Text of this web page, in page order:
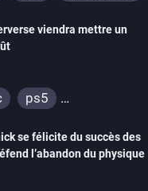
one
switch 2
viendra mettre un
ps5
se félicite du succès des
l’abandon du physique